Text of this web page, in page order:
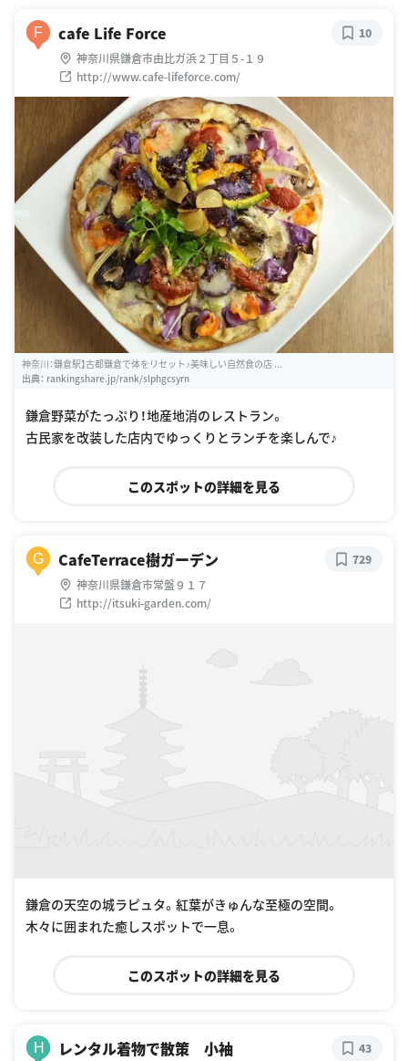
F cafe Life Force
神奈川県鎌倉市由比ガ浜２丁目５-１９
http://www.cafe-lifeforce.com/
10
神奈川：鎌倉駅】古都鎌倉で体をリセット♪美味しい自然食の店 ...
出典： rankingshare.jp/rank/slphgcsyrn
鎌倉野菜がたっぷり！地産地消のレストラン。
古民家を改装した店内でゆっくりとランチを楽しんで♪
このスポットの詳細を見る
G CafeTerrace樹ガーデン
神奈川県鎌倉市常盤９１７
http://itsuki-garden.com/
729
鎌倉の天空の城ラピュタ。紅葉がきゅんな至極の空間。
木々に囲まれた癒しスポットで一息。
このスポットの詳細を見る
H レンタル着物で散策 小袖 43